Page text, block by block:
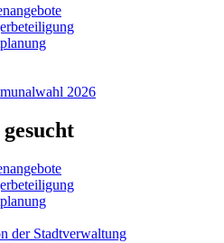
2026
der Stadtverwaltung